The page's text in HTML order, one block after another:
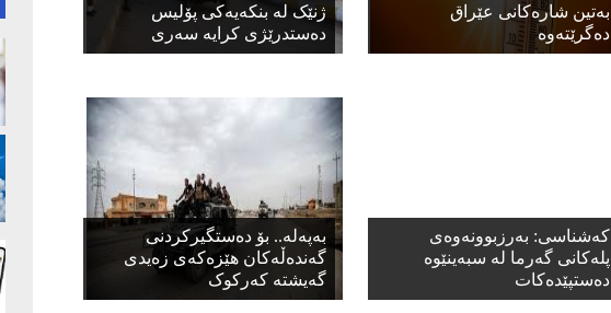
بەتین شارەکانی عێراق
دەگرێتەوە
ژنێک لە بنکەیەکی پۆلیس
دەستدرێژی کرایە سەری
کەشناسی: بەرزبوونەوەی
پلەکانی گەرما لە سبەینێوە
دەستپێدەکات
بەپەلە.. بۆ دەستگیرکردنی
گەندەڵەکان هێزەکەی زەیدی
گەیشتە کەرکوک